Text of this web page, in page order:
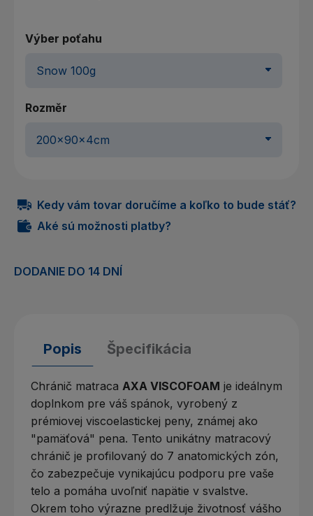
Výber poťahu
Rozměr
Kedy vám tovar doručíme a koľko to bude stáť?
Aké sú možnosti platby?
DODANIE DO 14 DNÍ
Popis Špecifikácia
Chránič matraca AXA VISCOFOAM je ideálnym
doplnkom pre váš spánok, vyrobený z
prémiovej viscoelastickej peny, známej ako
"pamäťová" pena. Tento unikátny matracový
chránič je profilovaný do 7 anatomických zón,
čo zabezpečuje vynikajúcu podporu pre vaše
telo a pomáha uvoľniť napätie v svalstve.
Okrem toho výrazne predlžuje životnosť vášho